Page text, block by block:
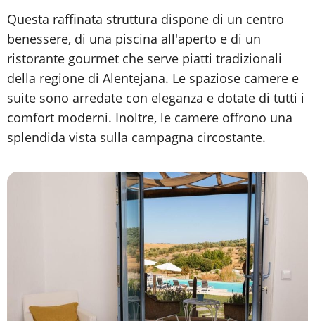
Questa raffinata struttura dispone di un centro
benessere, di una piscina all'aperto e di un
ristorante gourmet che serve piatti tradizionali
della regione di Alentejana. Le spaziose camere e
suite sono arredate con eleganza e dotate di tutti i
comfort moderni. Inoltre, le camere offrono una
splendida vista sulla campagna circostante.